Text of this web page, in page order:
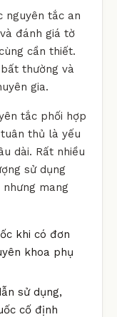
nguyên tắc an
đánh giá tờ
cần thiết.
thường và
gia.
tắc phối hợp
thủ là yếu
dài. Rất nhiều
sử dụng
mang
khi có đơn
khoa phụ
sử dụng,
cố định